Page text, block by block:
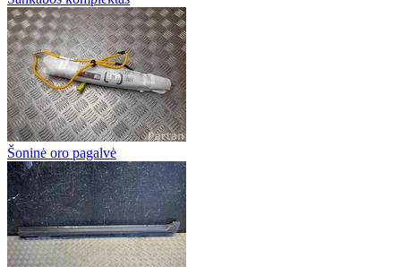
Šoninė oro pagalvė